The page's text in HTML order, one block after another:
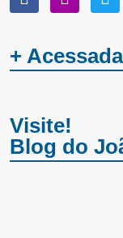
+
Visite!
Blog do